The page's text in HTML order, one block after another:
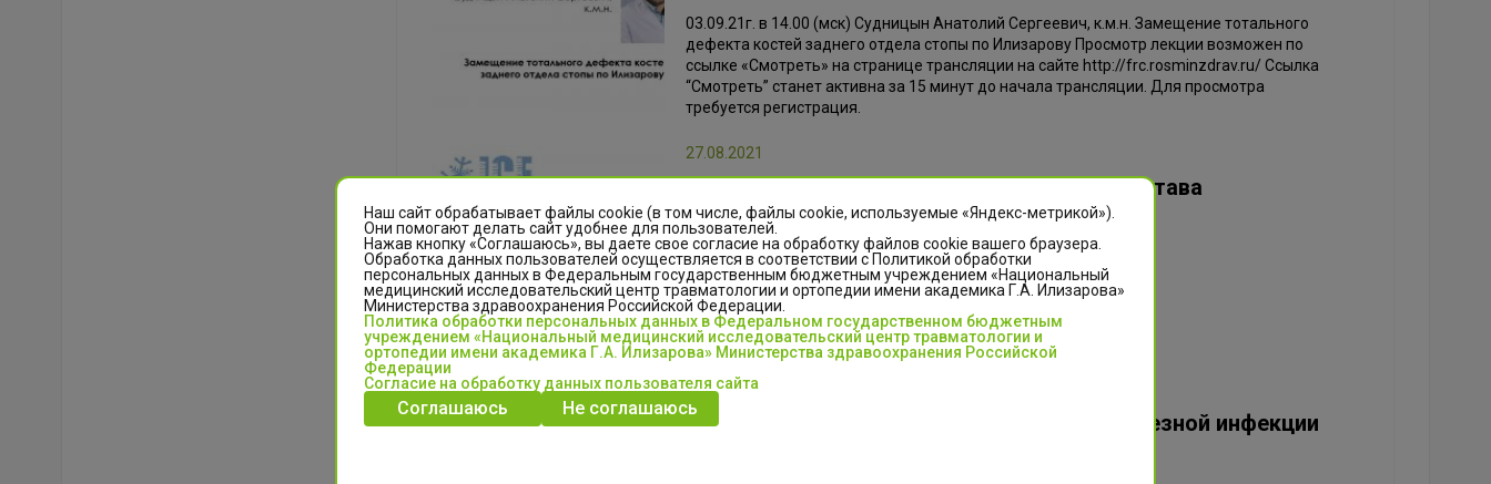
03.09.21г. в 14.00 (мск) Судницын Анатолий Сергеевич, к.м.н. Замещение тотального
дефекта костей заднего отдела стопы по Илизарову Просмотр лекции возможен по
ссылке «Смотреть» на странице трансляции на сайте http://frc.rosminzdrav.ru/ Ссылка
“Смотреть” станет активна за 15 минут до начала трансляции. Для просмотра
требуется регистрация.
27.08.2021
Лечение остеомиелита голеностопного сустава
Лечение остеомиелита голеностопного сустава
20.08.2021
Принципы диагностики и лечения перипротезной инфекции
Наш сайт обрабатывает файлы cookie (в том числе, файлы cookie, используемые «Яндекс-метрикой»).
Они помогают делать сайт удобнее для пользователей.
Нажав кнопку «Соглашаюсь», вы даете свое согласие на обработку файлов cookie вашего браузера.
Обработка данных пользователей осуществляется в соответствии с Политикой обработки
персональных данных в Федеральным государственным бюджетным учреждением «Национальный
медицинский исследовательский центр травматологии и ортопедии имени академика Г.А. Илизарова»
Министерства здравоохранения Российской Федерации.
Политика обработки персональных данных в Федеральном государственном бюджетным
учреждением «Национальный медицинский исследовательский центр травматологии и
ортопедии имени академика Г.А. Илизарова» Министерства здравоохранения Российской
Федерации
Согласие на обработку данных пользователя сайта
Соглашаюсь Не соглашаюсь